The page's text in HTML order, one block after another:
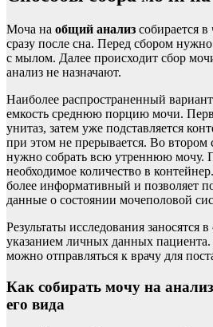
Моча на общий анализ собирается
сразу после сна. Перед сбором
с мылом. Далее происходит сбор
анализ не назначают.
Наиболее распространенный
емкость среднюю порцию мочи.
унитаз, затем уже подставляется
при этом не прерывается. Во втором
нужно собрать всю утреннюю мочу.
необходимое количество в
более информативный и позволяет
данные о состоянии мочеполовой
Результаты исследования заносятся
указанием личных данных
можно отправляться к врачу для
Как собирать мочу на
его вида